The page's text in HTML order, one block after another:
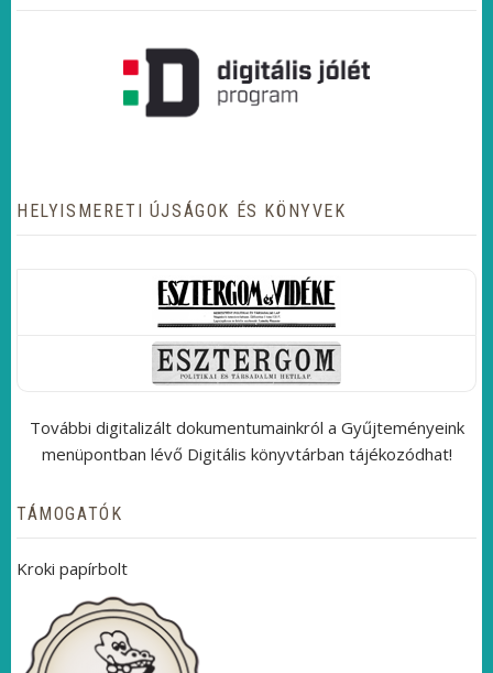
HELYISMERETI ÚJSÁGOK ÉS KÖNYVEK
További digitalizált dokumentumainkról a Gyűjteményeink
menüpontban lévő Digitális könyvtárban tájékozódhat!
TÁMOGATÓK
Kroki papírbolt